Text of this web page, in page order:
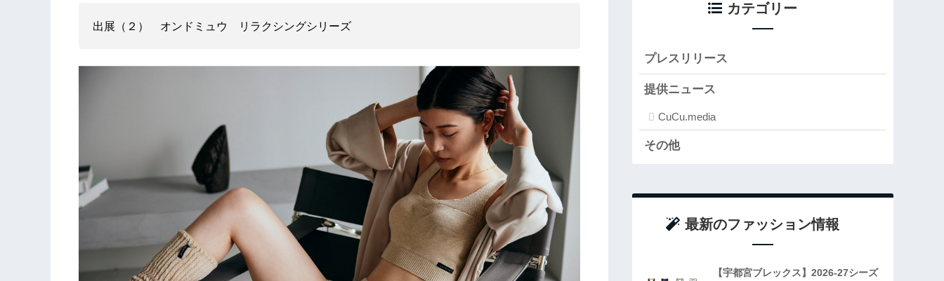
出展（２） オンドミュウ リラクシングシリーズ
カテゴリー
プレスリリース
提供ニュース
CuCu.media
その他
最新のファッション情報
【宇都宮ブレックス】2026-27シーズ